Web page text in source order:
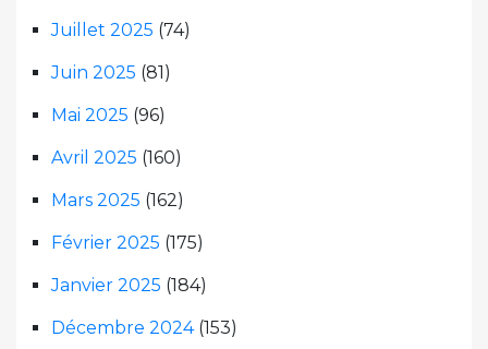
Juillet 2025 (74)
Juin 2025 (81)
Mai 2025 (96)
Avril 2025 (160)
Mars 2025 (162)
Février 2025 (175)
Janvier 2025 (184)
Décembre 2024(153)